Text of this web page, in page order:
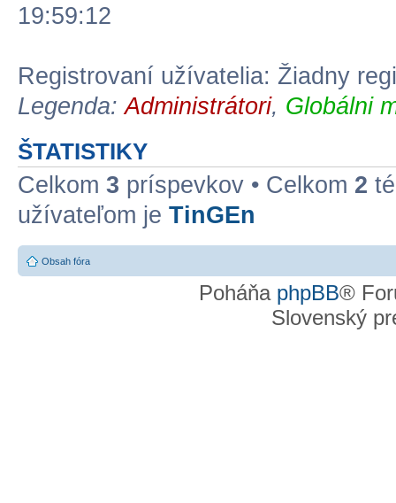
19:59:12
Registrovaní užívatelia: Žiadny
Legenda:Administrátori, Globálni
ŠTATISTIKY
Celkom 3 príspevkov • Celkom 2
užívateľom je TinGEn
Obsah fóra
Poháňa phpBB®
Slovenský